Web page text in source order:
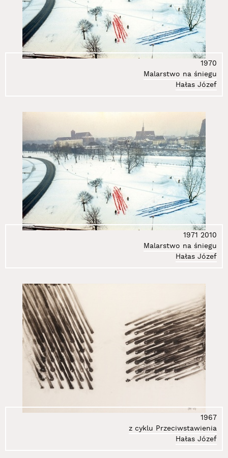
1970
Malarstwo na śniegu
Hałas Józef
1971 2010
Malarstwo na śniegu
Hałas Józef
1967
z cyklu Przeciwstawienia
Hałas Józef